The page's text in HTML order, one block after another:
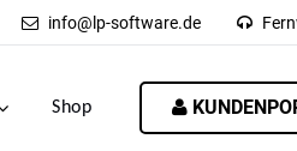
info@lp-software.de
Shop